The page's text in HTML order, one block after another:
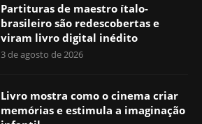
Partituras de maestro ítalo-
brasileiro são redescobertas e
viram livro digital inédito
3 de agosto de 2026
Livro mostra como o cinema criar
memórias e estimula a imaginação